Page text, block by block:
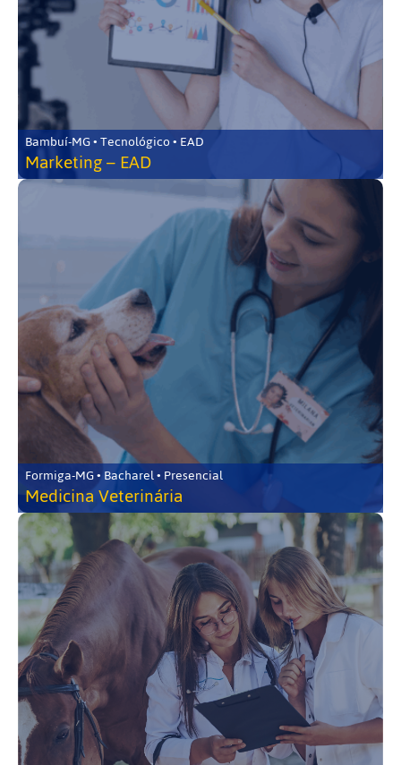
Bambuí-MG • Tecnológico • EAD
Marketing – EAD
Formiga-MG • Bacharel • Presencial
Medicina Veterinária